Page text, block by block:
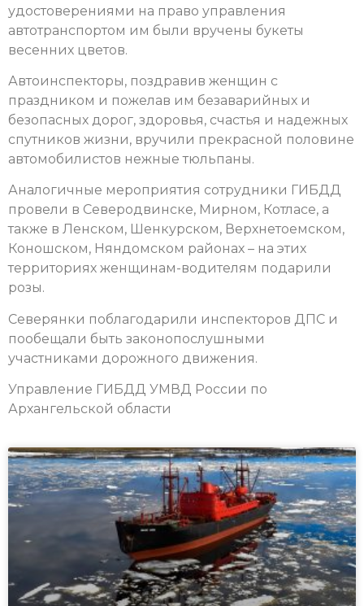
удостоверениями на право управления
автотранспортом им были вручены букеты
весенних цветов.
Автоинспекторы, поздравив женщин с
праздником и пожелав им безаварийных и
безопасных дорог, здоровья, счастья и надежных
спутников жизни, вручили прекрасной половине
автомобилистов нежные тюльпаны.
Аналогичные мероприятия сотрудники ГИБДД
провели в Северодвинске, Мирном, Котласе, а
также в Ленском, Шенкурском, Верхнетоемском,
Коношском, Няндомском районах – на этих
территориях женщинам-водителям подарили
розы.
Северянки поблагодарили инспекторов ДПС и
пообещали быть законопослушными
участниками дорожного движения.
Управление ГИБДД УМВД России по
Архангельской области